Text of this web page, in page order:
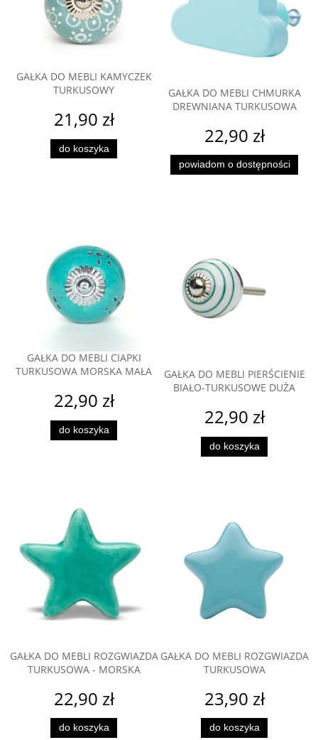
GAŁKA DO MEBLI KAMYCZEK
TURKUSOWY
21,90 zł
do koszyka
GAŁKA DO MEBLI CHMURKA
DREWNIANA TURKUSOWA
22,90 zł
powiadom o dostępności
GAŁKA DO MEBLI CIAPKI
TURKUSOWA MORSKA MAŁA
22,90 zł
do koszyka
GAŁKA DO MEBLI PIERŚCIENIE
BIAŁO-TURKUSOWE DUŻA
22,90 zł
do koszyka
GAŁKA DO MEBLI ROZGWIAZDA
TURKUSOWA - MORSKA
22,90 zł
do koszyka
GAŁKA DO MEBLI ROZGWIAZDA
TURKUSOWA
23,90 zł
do koszyka